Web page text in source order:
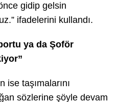
gidip gelsin
ifadelerini kullandı.
ya da Şoför
ise taşımalarını
sözlerine şöyle devam